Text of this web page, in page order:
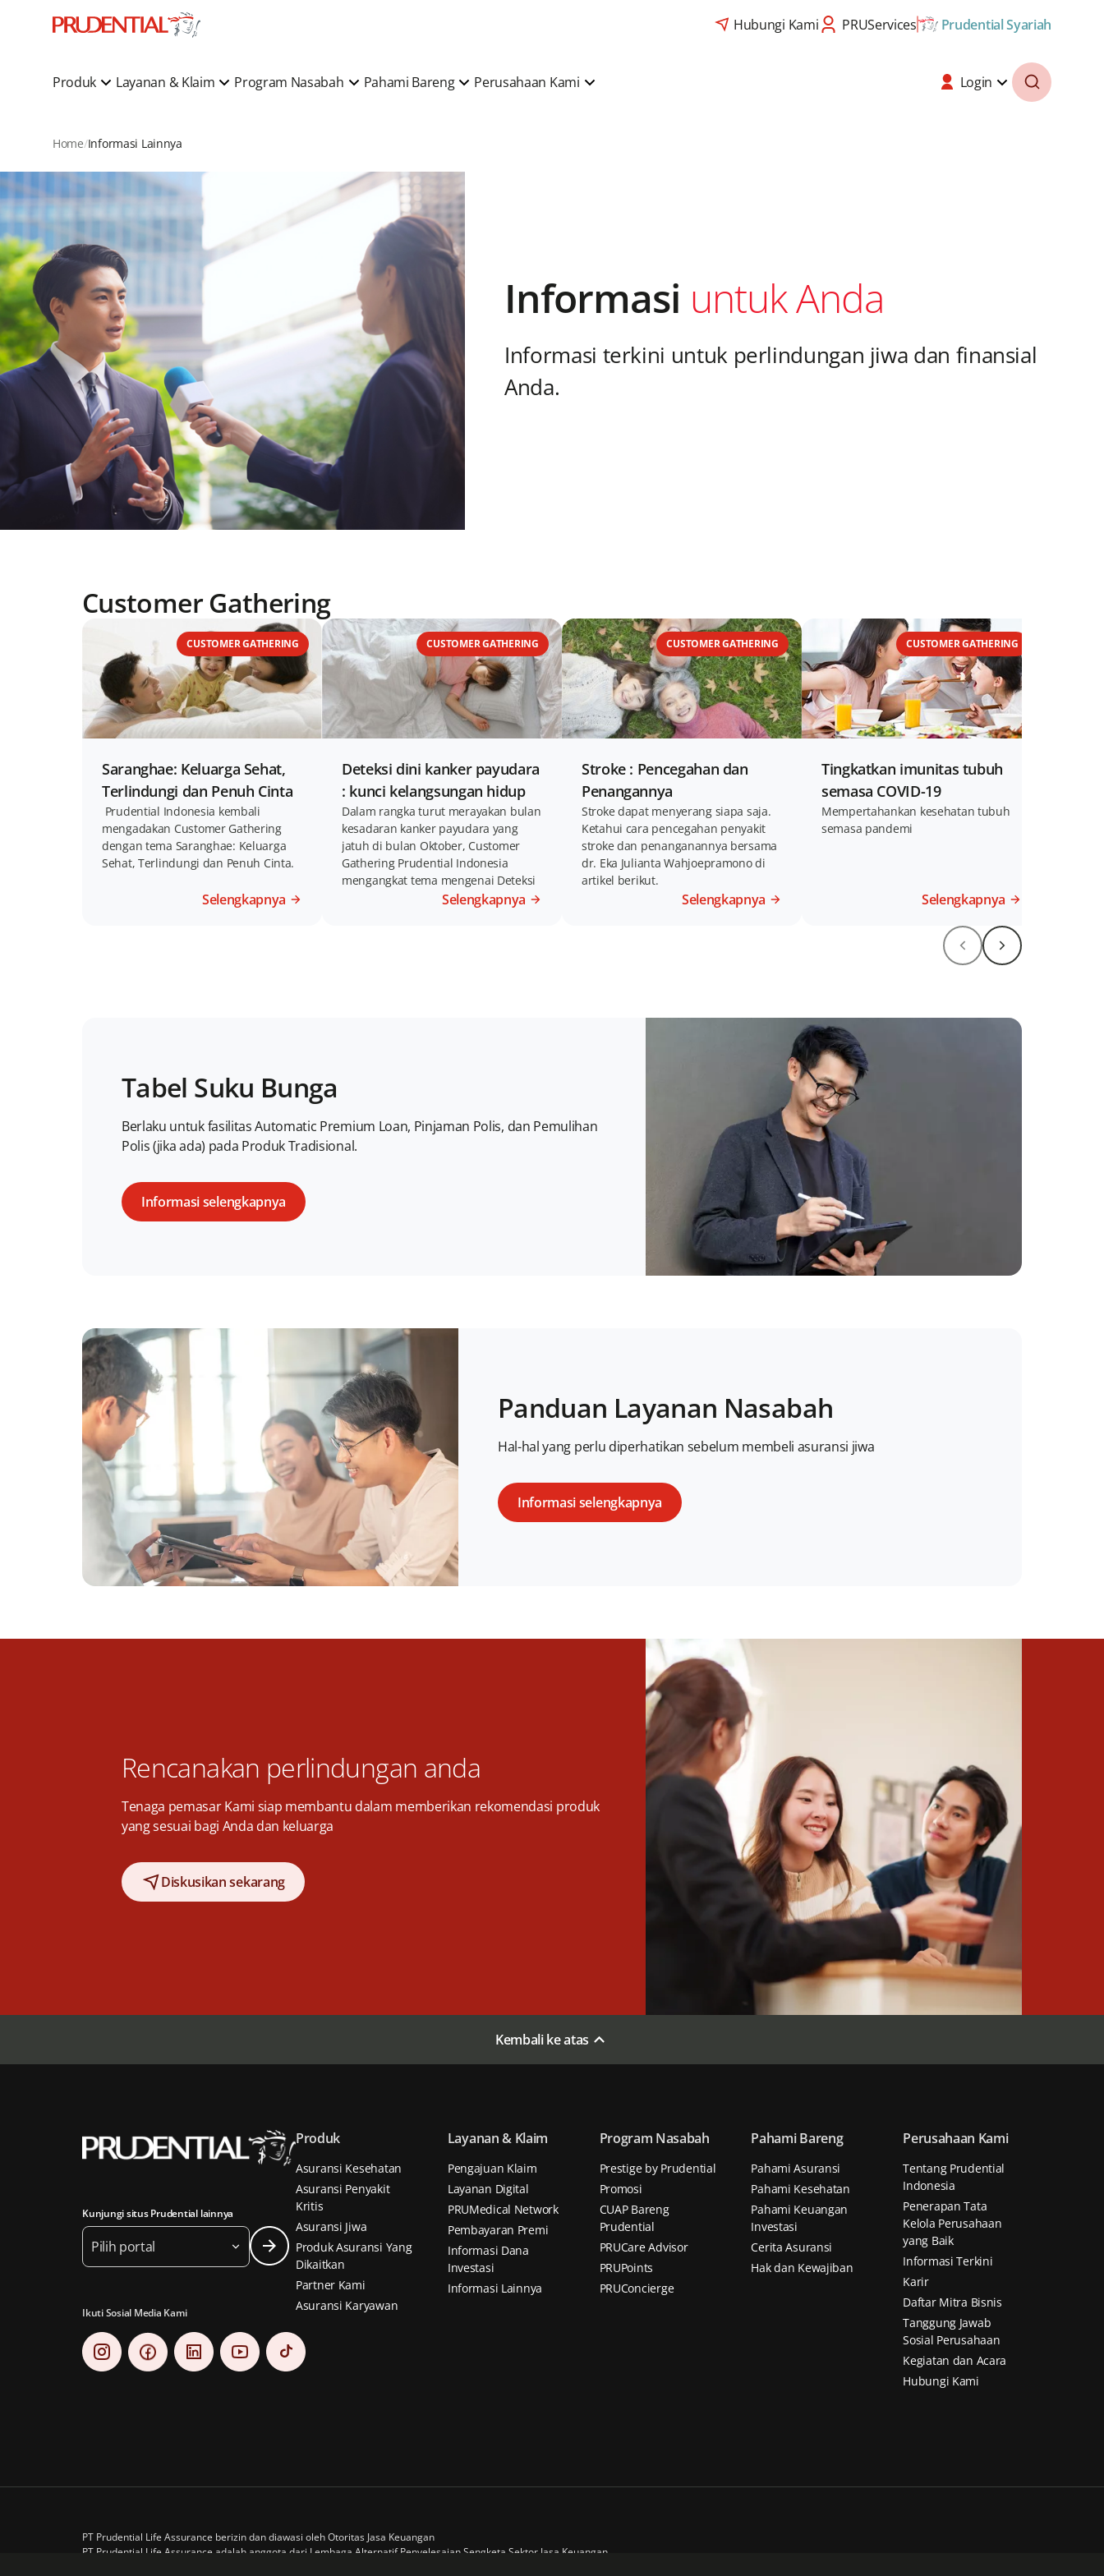
Hubungi Kami PRUServices Prudential Syariah
Produk Layanan & Klaim Program Nasabah Pahami Bareng Perusahaan Kami Login
Home Informasi Lainnya
Informasi untuk Anda
Informasi terkini untuk perlindungan jiwa dan finansial
Anda.
Customer Gathering
CUSTOMER GATHERING
Saranghae: Keluarga Sehat,
Terlindungi dan Penuh Cinta
Prudential Indonesia kembali
mengadakan Customer Gathering
dengan tema Saranghae: Keluarga
Sehat, Terlindungi dan Penuh Cinta.
Selengkapnya
CUSTOMER GATHERING
Deteksi dini kanker payudara
: kunci kelangsungan hidup
Dalam rangka turut merayakan bulan
kesadaran kanker payudara yang
jatuh di bulan Oktober, Customer
Gathering Prudential Indonesia
mengangkat tema mengenai Deteksi
Dini Kanker PayudaraSelengkapnya
CUSTOMER GATHERING
Stroke : Pencegahan dan
Penangannya
Stroke dapat menyerang siapa saja.
Ketahui cara pencegahan penyakit
stroke dan penanganannya bersama
dr. Eka Julianta Wahjoepramono di
artikel berikut.
Selengkapnya
CUSTOMER GATHERING
Tingkatkan imunitas tubuh
semasa COVID-19
Mempertahankan kesehatan tubuh
semasa pandemi
Selengkapnya
Tabel Suku Bunga
Berlaku untuk fasilitas Automatic Premium Loan, Pinjaman Polis, dan Pemulihan
Polis (jika ada) pada Produk Tradisional.
Informasi selengkapnya
Panduan Layanan Nasabah
Hal-hal yang perlu diperhatikan sebelum membeli asuransi jiwa
Informasi selengkapnya
Rencanakan perlindungan anda
Tenaga pemasar Kami siap membantu dalam memberikan rekomendasi produk
yang sesuai bagi Anda dan keluarga
Diskusikan sekarang
Kembali ke atas
Kunjungi situs Prudential lainnya
Pilih portal
Ikuti Sosial Media Kami
Produk
Asuransi Kesehatan
Asuransi Penyakit
Kritis
Asuransi Jiwa
Produk Asuransi Yang
Dikaitkan
Partner Kami
Asuransi Karyawan
Layanan & Klaim
Pengajuan Klaim
Layanan Digital
PRUMedical Network
Pembayaran Premi
Informasi Dana
Investasi
Informasi Lainnya
Program Nasabah
Prestige by Prudential
Promosi
CUAP Bareng
Prudential
PRUCare Advisor
PRUPoints
PRUConcierge
Pahami Bareng
Pahami Asuransi
Pahami Kesehatan
Pahami Keuangan
Investasi
Cerita Asuransi
Hak dan Kewajiban
Perusahaan Kami
Tentang Prudential
Indonesia
Penerapan Tata
Kelola Perusahaan
yang Baik
Informasi Terkini
Karir
Daftar Mitra Bisnis
Tanggung Jawab
Sosial Perusahaan
Kegiatan dan Acara
Hubungi Kami
PT Prudential Life Assurance berizin dan diawasi oleh Otoritas Jasa Keuangan
PT Prudential Life Assurance adalah anggota dari Lembaga Alternatif Penyelesaian Sengketa Sektor Jasa Keuangan